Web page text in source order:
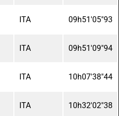
ITA 09h51'05"93
ITA 09h51'09"94
ITA 10h07'38"44
ITA 10h32'02"38